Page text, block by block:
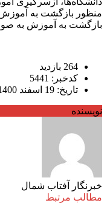
بازگشت به آموزش به
264 بازدید
کدخبر: 5441
تاریخ: 19 اسفند 1400
نویسنده
خبرنگار آفتاب شمال
مطالب مرتبط